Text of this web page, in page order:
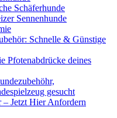
Schäferhunde
Sennenhunde
Schnelle & Günstige
Pfotenabdrücke deines
gesucht
– Jetzt Hier Anfordern